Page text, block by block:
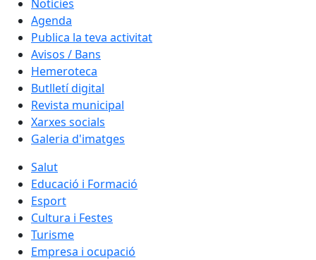
Notícies
Agenda
Publica la teva activitat
Avisos / Bans
Hemeroteca
Butlletí digital
Revista municipal
Xarxes socials
Galeria d'imatges
Salut
Educació i Formació
Esport
Cultura i Festes
Turisme
Empresa i ocupació